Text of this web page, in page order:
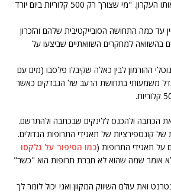
משום שהן עובדות על אותו העקרון. "מי שצורך רק 500 קלוריות ביום יורד
עד כמה התחושה הסובייקטיבית שלהם והזכרון
בהשוואה למחקרים השוואתיים שביצעו על
ההורמון לבין כאלה שקיבלו פלסבו (מים עם
משמעותי בתחושת הרעב של הנבדקים כאשר
הכתבה ולהכנס ללינקים שבכתבה ולהתרשם.
של קונספירציות של תאגידי התרופות הגדולים.
על תאגידי התרופות (כמו הסיפור על גלקסו
לא אומר שמה שהוא לא חברת תרופות הוא "כשר"
ואת עולם השיווק המקוון ואני יכול לומר לך